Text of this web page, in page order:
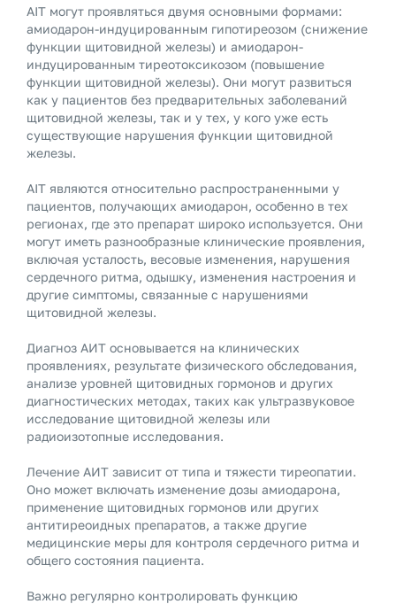
AIT могут проявляться двумя основными формами:
амиодарон-индуцированным гипотиреозом (снижение
функции щитовидной железы) и амиодарон-
индуцированным тиреотоксикозом (повышение
функции щитовидной железы). Они могут развиться
как у пациентов без предварительных заболеваний
щитовидной железы, так и у тех, у кого уже есть
существующие нарушения функции щитовидной
железы.
AIT являются относительно распространенными у
пациентов, получающих амиодарон, особенно в тех
регионах, где это препарат широко используется. Они
могут иметь разнообразные клинические проявления,
включая усталость, весовые изменения, нарушения
сердечного ритма, одышку, изменения настроения и
другие симптомы, связанные с нарушениями
щитовидной железы.
Диагноз АИТ основывается на клинических
проявлениях, результате физического обследования,
анализе уровней щитовидных гормонов и других
диагностических методах, таких как ультразвуковое
исследование щитовидной железы или
радиоизотопные исследования.
Лечение АИТ зависит от типа и тяжести тиреопатии.
Оно может включать изменение дозы амиодарона,
применение щитовидных гормонов или других
антитиреоидных препаратов, а также другие
медицинские меры для контроля сердечного ритма и
общего состояния пациента.
Важно регулярно контролировать функцию